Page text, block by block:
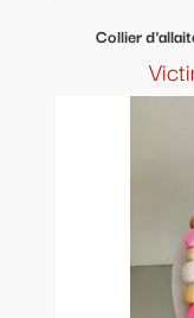
Collier